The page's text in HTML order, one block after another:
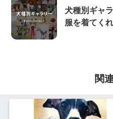
犬種別ギャ
服を着てく
関